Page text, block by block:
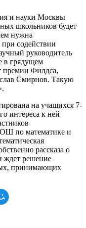
и науки Москвы
школьников будет
нужна
содействии
руководитель
в грядущем
премии Филдса,
Смирнов. Такую
на учащихся 7-
интереса к ней
по математике и
рассказа о
ждет решение
принимающих